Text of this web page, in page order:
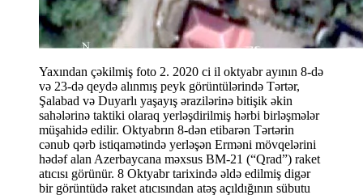
Yaxından çəkilmiş foto 2. 2020 ci il oktyabr ayının 8-də
və 23-də qeydə alınmış peyk görüntülərində Tərtər,
Şalabad və Duyarlı yaşayış ərazilərinə bitişik əkin
sahələrinə taktiki olaraq yerləşdirilmiş hərbi birləşmələr
müşahidə edilir. Oktyabrın 8-dən etibarən Tərtərin
cənub qərb istiqamətində yerləşən Erməni mövqelərini
hədəf alan Azerbaycana məxsus BM-21 (“Qrad”) raket
atıcısı görünür. 8 Oktyabr tarixində əldə edilmiş digər
bir görüntüdə raket atıcısından atəş açıldığının sübutu